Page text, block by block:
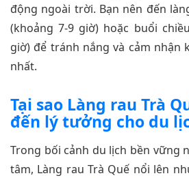
động ngoài trời. Bạn nên đến
(khoảng 7-9 giờ) hoặc buổi
giờ) để tránh nắng và cảm nhận
nhất.
Tại sao Làng rau Trà
đến lý tưởng cho du
Trong bối cảnh du lịch bền vững
tâm, Làng rau Trà Quế nổi lên